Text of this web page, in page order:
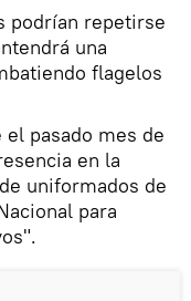
podrían repetirse
una
flagelos
pasado mes de
en la
uniformados de
para